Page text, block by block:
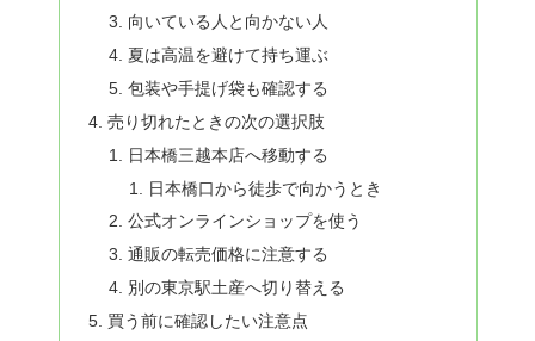
向いている人と向かない人
夏は高温を避けて持ち運ぶ
包装や手提げ袋も確認する
売り切れたときの次の選択肢
日本橋三越本店へ移動する
日本橋口から徒歩で向かうとき
公式オンラインショップを使う
通販の転売価格に注意する
別の東京駅土産へ切り替える
買う前に確認したい注意点